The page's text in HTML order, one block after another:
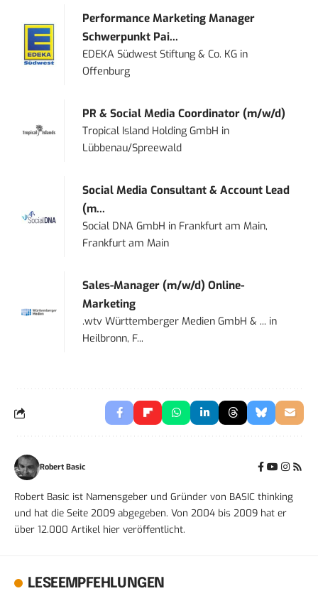
Performance Marketing Manager
Schwerpunkt Pai...
EDEKA Südwest Stiftung & Co. KG in
Offenburg
PR & Social Media Coordinator (m/w/d)
Tropical Island Holding GmbH in
Lübbenau/Spreewald
Social Media Consultant & Account Lead
(m...
Social DNA GmbH in Frankfurt am Main,
Frankfurt am Main
Sales-Manager (m/w/d) Online-
Marketing
.wtv Württemberger Medien GmbH & ... in
Heilbronn, F...
Robert Basic
Robert Basic ist Namensgeber und Gründer von BASIC thinking
und hat die Seite 2009 abgegeben. Von 2004 bis 2009 hat er
über 12.000 Artikel hier veröffentlicht.
LESEEMPFEHLUNGEN